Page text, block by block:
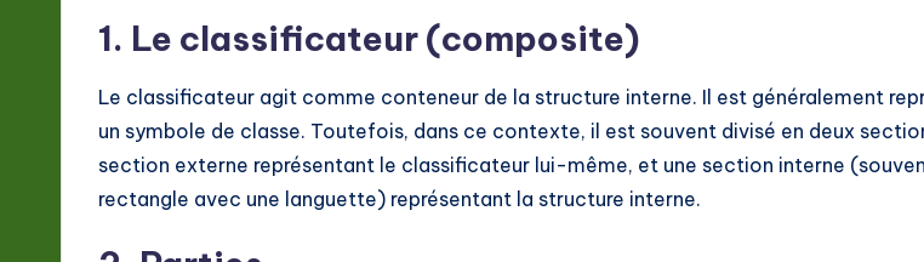
1. Le classificateur (composite)
Le classificateur agit comme conteneur de la structure interne. Il est généralement
un symbole de classe. Toutefois, dans ce contexte, il est souvent divisé en deux
section externe représentant le classificateur lui-même, et une section interne
rectangle avec une languette) représentant la structure interne.